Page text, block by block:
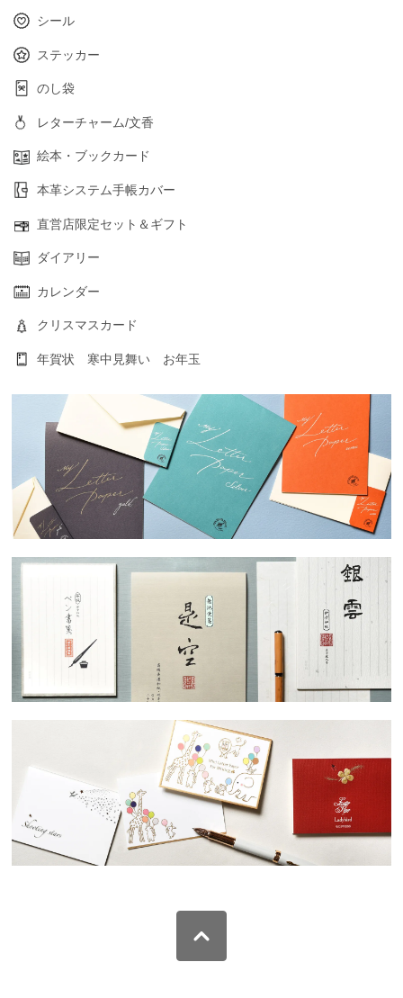
シール
ステッカー
のし袋
レターチャーム/文香
絵本・ブックカード
本革システム手帳カバー
直営店限定セット＆ギフト
ダイアリー
カレンダー
クリスマスカード
年賀状 寒中見舞い お年玉